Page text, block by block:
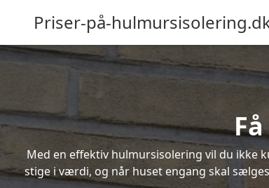
Priser-på-
Med en effektiv hulmursisolering vil du ikke
stige i værdi, og når huset engang skal